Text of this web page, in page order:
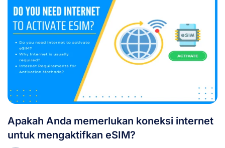
Apakah Anda memerlukan koneksi internet
untuk mengaktifkan eSIM?